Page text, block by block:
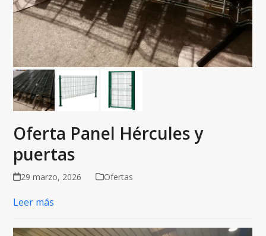
Oferta Panel Hércules y
puertas
29 marzo, 2026 Ofertas
Leer más